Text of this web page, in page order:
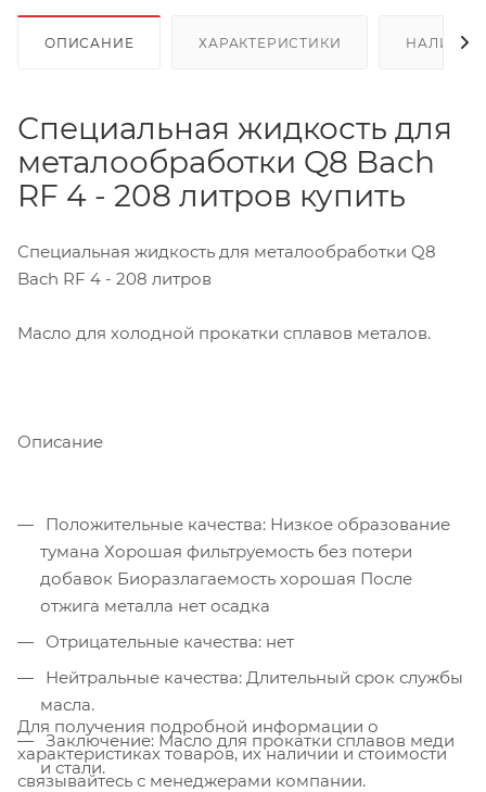
ОПИСАНИЕ ХАРАКТЕРИСТИКИ НАЛИЧИЕ
Специальная жидкость для
металообработки Q8 Bach
RF 4 - 208 литров купить
Специальная жидкость для металообработки Q8
Bach RF 4 - 208 литров
Масло для холодной прокатки сплавов металов.
Описание
Положительные качества: Низкое образование
тумана Хорошая фильтруемость без потери
добавок Биоразлагаемость хорошая После
отжига металла нет осадка
Отрицательные качества: нет
Нейтральные качества: Длительный срок службы
масла.
Заключение: Масло для прокатки сплавов меди
и стали.
Для получения подробной информации о
характеристиках товаров, их наличии и стоимости
связывайтесь с менеджерами компании.